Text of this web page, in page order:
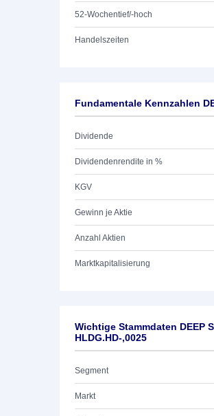
52-Wochentief/-hoch
Handelszeiten
Fundamentale Kennzahlen
Dividende
Dividendenrendite in %
KGV
Gewinn je Aktie
Anzahl Aktien
Marktkapitalisierung
Wichtige Stammdaten DEEP
HLDG.HD-,0025
Segment
Markt